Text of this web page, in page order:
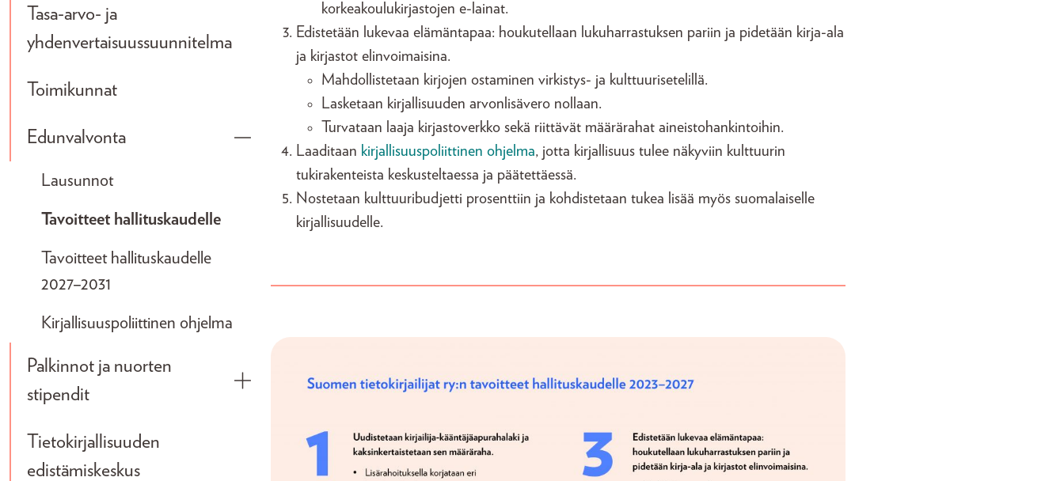
Tasa-arvo- ja
yhdenvertaisuussuunnitelma
Toimikunnat
Edunvalvonta
Toggle submenu
Lausunnot
Tavoitteet hallituskaudelle
Tavoitteet hallituskaudelle
2027–2031
Kirjallisuuspoliittinen ohjelma
Palkinnot ja nuorten
stipendit
Toggle submenu
Tietokirjallisuuden
edistämiskeskus
korkeakoulukirjastojen e-lainat.
Edistetään lukevaa elämäntapaa: houkutellaan lukuharrastuksen pariin ja pidetään kirja-ala
ja kirjastot elinvoimaisina.
Mahdollistetaan kirjojen ostaminen virkistys- ja kulttuurisetelillä.
Lasketaan kirjallisuuden arvonlisävero nollaan.
Turvataan laaja kirjastoverkko sekä riittävät määrärahat aineistohankintoihin.
Laaditaan kirjallisuuspoliittinen ohjelma, jotta kirjallisuus tulee näkyviin kulttuurin
tukirakenteista keskusteltaessa ja päätettäessä.
Nostetaan kulttuuribudjetti prosenttiin ja kohdistetaan tukea lisää myös suomalaiselle
kirjallisuudelle.